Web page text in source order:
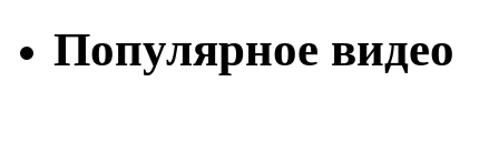
Популярное видео